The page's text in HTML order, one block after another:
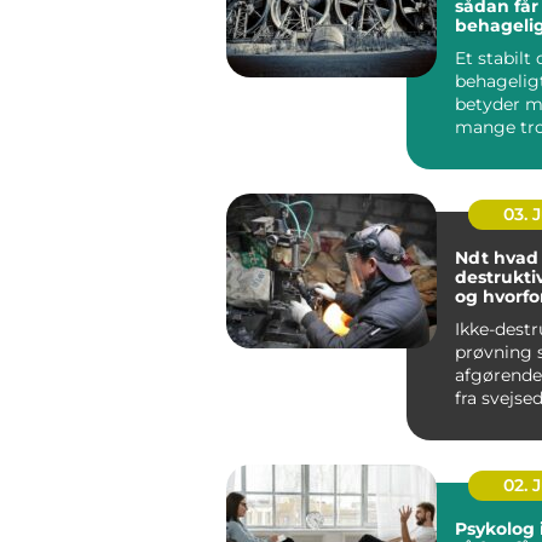
sådan
Et stabilt
betyder
mange
03.
Ndt hvad er ikke-
og
Ikke-
prøvning
fra
02.
Psykolog